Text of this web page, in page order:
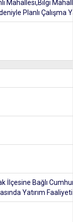
Mahallesi,Bilgi
Planlı Çalışma
İlçesine Bağlı
Yatırım Faaliyeti